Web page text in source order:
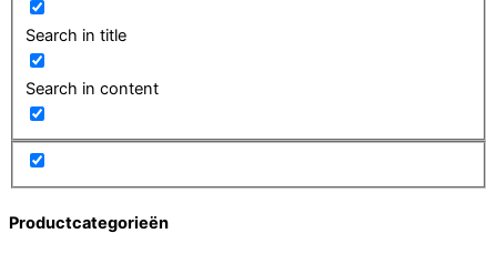
Search in title
Search in content
Productcategorieën